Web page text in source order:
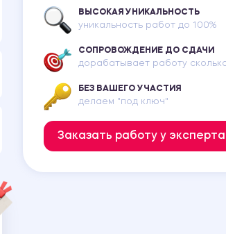
ВЫСОКАЯ УНИКАЛЬНОСТЬ
уникальность работ до 100%
СОПРОВОЖДЕНИЕ ДО СДАЧИ
дорабатывает работу
БЕЗ ВАШЕГО УЧАСТИЯ
делаем "под ключ"
Заказать работу у эксперта